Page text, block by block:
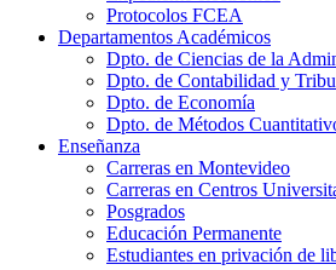
Protocolos FCEA
Departamentos Académicos
Dpto. de Ciencias de la
Dpto. de Contabilidad y
Dpto. de Economía
Dpto. de Métodos
Enseñanza
Carreras en Montevideo
Carreras en Centros
Posgrados
Educación Permanente
Estudiantes en privación de